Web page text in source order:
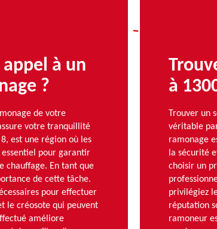
à un
?
de votre
votre tranquillité
est une région où les
pour garantir
chauffage. En tant que
de cette tâche.
pour effectuer
le créosote qui peuvent
améliore
à
Trouver un
véritable
ramonage
la sécurité
choisir un
privilégiez
réputation
ramoneur